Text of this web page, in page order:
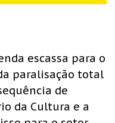
escassa para o
paralisação total
de
da Cultura e a